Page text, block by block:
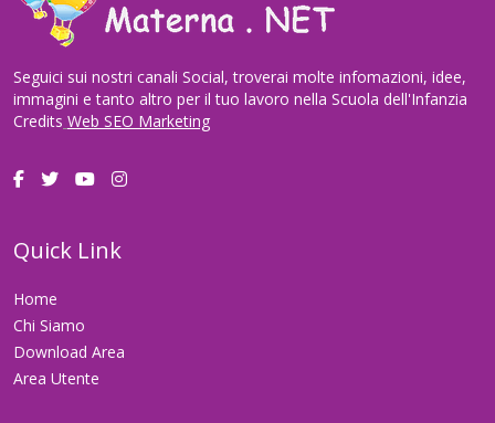
Seguici sui nostri canali Social, troverai molte infomazioni, idee,
immagini e tanto altro per il tuo lavoro nella Scuola dell'Infanzia
Credits Web SEO Marketing
Quick Link
Home
Chi Siamo
Download Area
Area Utente